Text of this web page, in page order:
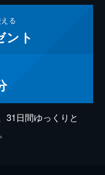
る
ント
31日間ゆっくりと